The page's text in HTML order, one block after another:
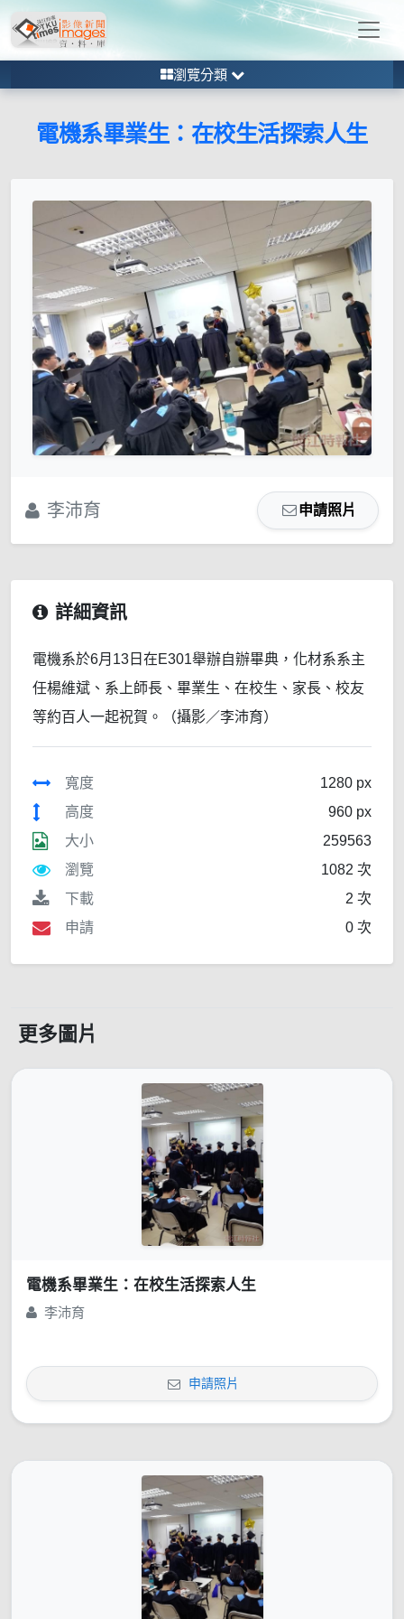
瀏覽分類
電機系畢業生：在校生活探索人生
李沛育 申請照片
詳細資訊
電機系於6月13日在E301舉辦自辦畢典，化材系系主
任楊維斌、系上師長、畢業生、在校生、家長、校友
等約百人一起祝賀。（攝影／李沛育）
寬度
1280 px
高度
960 px
大小
259563
瀏覽
1082 次
下載
2 次
申請
0 次
更多圖片
電機系畢業生：在校生活探索人生
李沛育
申請照片